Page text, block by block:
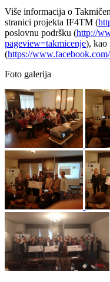
Više informacija o
stranici projekta IF4TM (
poslovnu podršku (http://
pageview=takmicenje), kao
(https://
Foto galerija